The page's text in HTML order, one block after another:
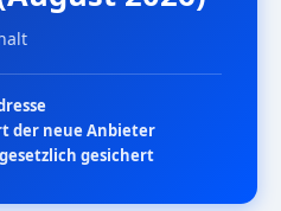
der neue Anbieter
gesichert